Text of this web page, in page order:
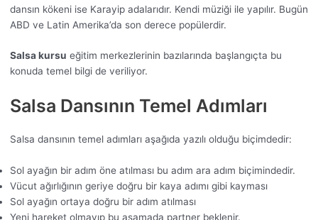
dansın kökeni ise Karayip adalarıdır. Kendi müziği ile yapılır. Bugün
ABD ve Latin Amerika’da son derece popülerdir.
Salsa kursu eğitim merkezlerinin bazılarında başlangıçta bu
konuda temel bilgi de veriliyor.
Salsa Dansının Temel Adımları
Salsa dansının temel adımları aşağıda yazılı olduğu biçimdedir:
Sol ayağın bir adım öne atılması bu adım ara adım biçimindedir.
Vücut ağırlığının geriye doğru bir kaya adımı gibi kayması
Sol ayağın ortaya doğru bir adım atılması
Yeni hareket olmayıp bu aşamada partner beklenir.